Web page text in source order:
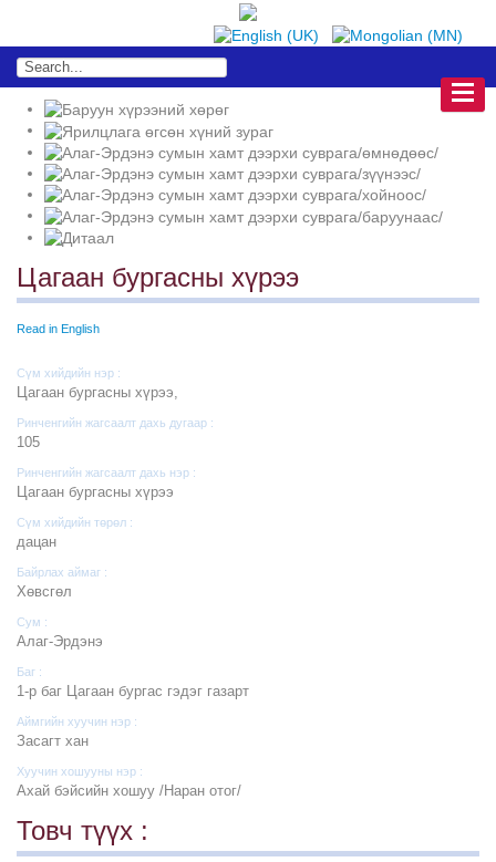
Цагаан бургасны хүрээ
Read in English
Сүм хийдийн нэр :
Цагаан бургасны хүрээ,
Ринченгийн жагсаалт дахь дугаар :
105
Ринченгийн жагсаалт дахь нэр :
Цагаан бургасны хүрээ
Сүм хийдийн төрөл :
дацан
Байрлах аймаг :
Хөвсгөл
Сум :
Алаг-Эрдэнэ
Баг :
1-р баг Цагаан бургас гэдэг газарт
Аймгийн хуучин нэр :
Засагт хан
Хуучин хошууны нэр :
Ахай бэйсийн хошуу /Наран отог/
Товч түүх :